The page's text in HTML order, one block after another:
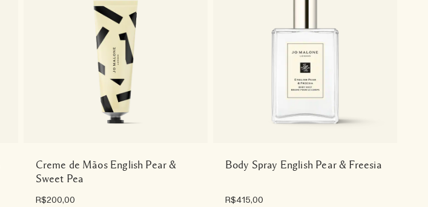
Creme de Mãos English Pear &
Sweet Pea
R$200,00
Body Spray English Pear & Freesia
R$415,00